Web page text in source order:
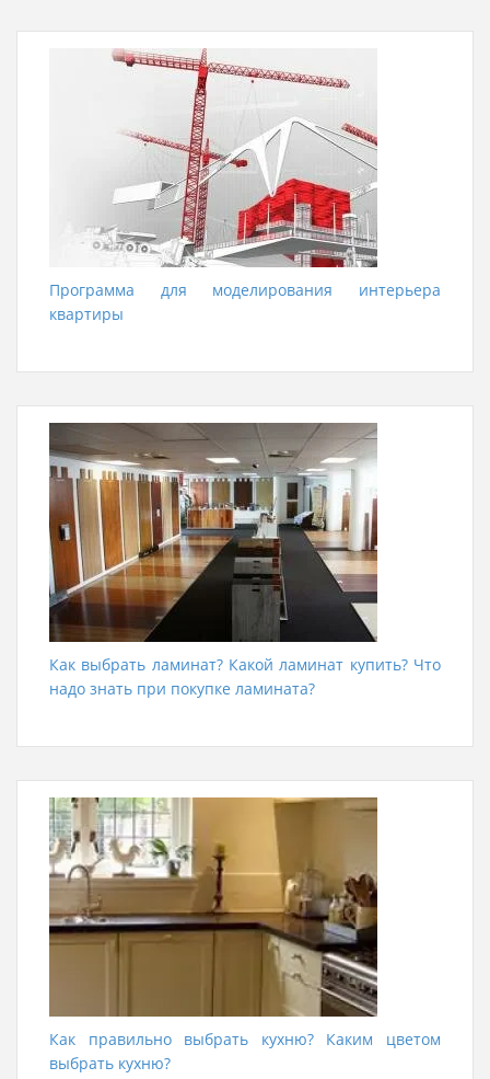
Программа для моделирования интерьера
квартиры
Как выбрать ламинат? Какой ламинат купить? Что
надо знать при покупке ламината?
Как правильно выбрать кухню? Каким цветом
выбрать кухню?